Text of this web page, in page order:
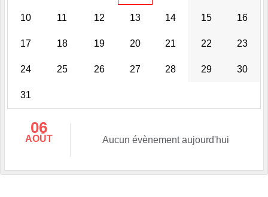
10 11 12 13 14 15 16
17 18 19 20 21 22 23
24 25 26 27 28 29 30
31
06
AOÛT Aucun évènement aujourd'hui